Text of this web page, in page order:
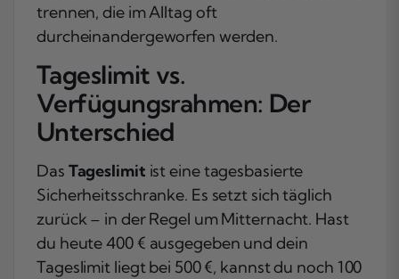
trennen, die im Alltag oft
durcheinandergeworfen werden.
Tageslimit vs.
Verfügungsrahmen: Der
Unterschied
Das Tageslimit ist eine tagesbasierte
Sicherheitsschranke. Es setzt sich täglich
zurück – in der Regel um Mitternacht. Hast
du heute 400 € ausgegeben und dein
Tageslimit liegt bei 500 €, kannst du noch 100